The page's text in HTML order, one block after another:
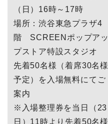
（日）16時～17時
場所：渋谷東急プラザ4
階 SCREENポップアッ
プストア特設スタジオ
先着50名様（着席30名様
予定）を入場無料にてご
案内
※入場整理券を当日（23
日）11時より先着50名様